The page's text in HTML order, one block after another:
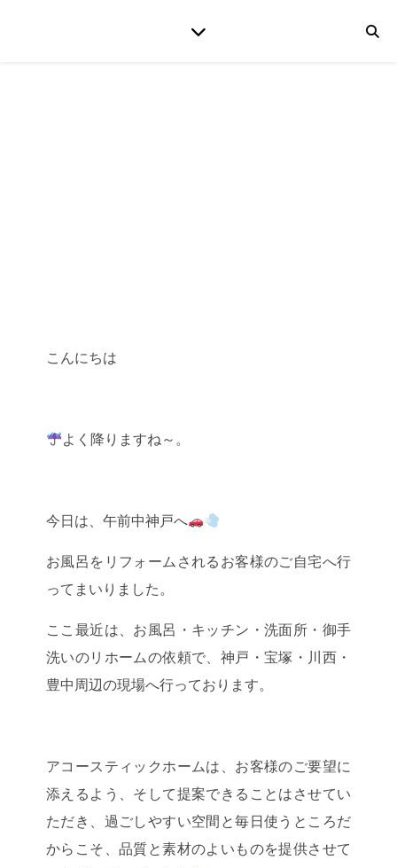
こんにちは
よく降りますね～。
今日は、午前中神戸へ
お風呂をリフォームされるお客様のご自宅へ行
ってまいりました。
ここ最近は、お風呂・キッチン・洗面所・御手
洗いのリホームの依頼で、神戸・宝塚・川西・
豊中周辺の現場へ行っております。
アコースティックホームは、お客様のご要望に
添えるよう、そして提案できることはさせてい
ただき、過ごしやすい空間と毎日使うところだ
からこそ、品質と素材のよいものを提供させて